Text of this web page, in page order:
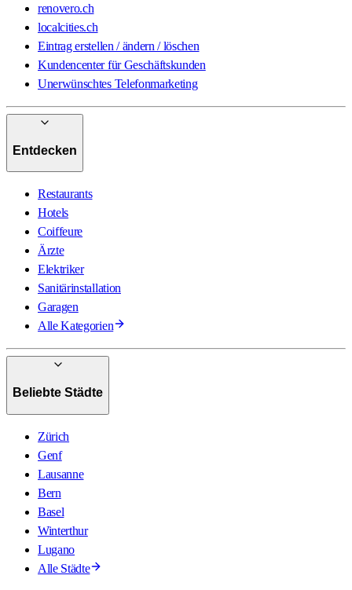
renovero.ch
localcities.ch
Eintrag erstellen / ändern / löschen
Kundencenter für Geschäftskunden
Unerwünschtes Telefonmarketing
Entdecken
Restaurants
Hotels
Coiffeure
Ärzte
Elektriker
Sanitärinstallation
Garagen
Alle Kategorien
Beliebte Städte
Zürich
Genf
Lausanne
Bern
Basel
Winterthur
Lugano
Alle Städte